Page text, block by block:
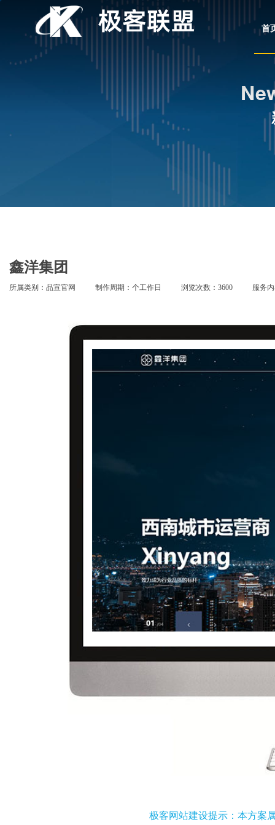
首
鑫洋集团
所属类别：品宣官网 制作周期：个工作日 浏览次数：3600 服务
极客网站建设提示：本方案